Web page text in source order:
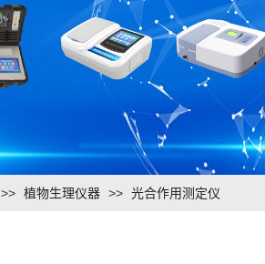
>> 植物生理仪器 >> 光合作用测定仪